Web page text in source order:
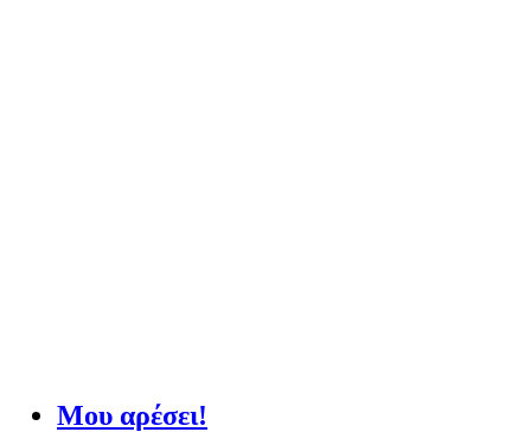
Μου αρέσει!